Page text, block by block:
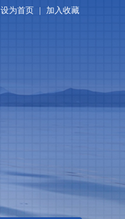
设为首页 加入收藏